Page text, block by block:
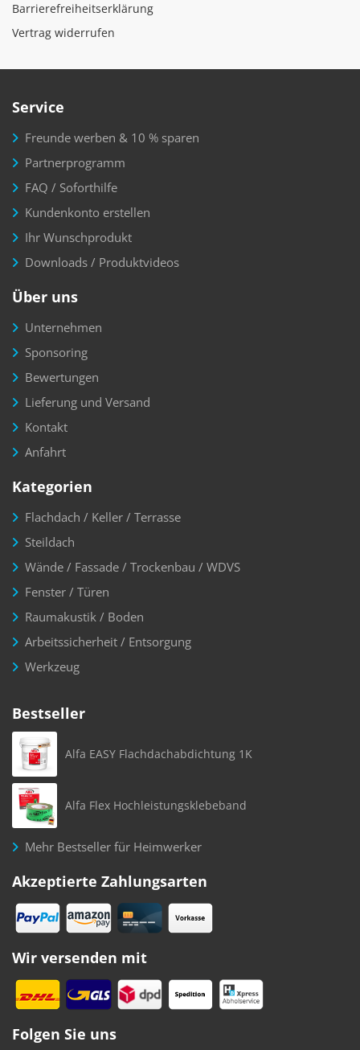
Barrierefreiheitserklärung
Vertrag widerrufen
Service
Freunde werben & 10 % sparen
Partnerprogramm
FAQ / Soforthilfe
Kundenkonto erstellen
Ihr Wunschprodukt
Downloads / Produktvideos
Über uns
Unternehmen
Sponsoring
Bewertungen
Lieferung und Versand
Kontakt
Anfahrt
Kategorien
Flachdach / Keller / Terrasse
Steildach
Wände / Fassade / Trockenbau / WDVS
Fenster / Türen
Raumakustik / Boden
Arbeitssicherheit / Entsorgung
Werkzeug
Bestseller
Alfa EASY Flachdachabdichtung 1K
Alfa Flex Hochleistungsklebeband
Mehr Bestseller für Heimwerker
Akzeptierte Zahlungsarten
Wir versenden mit
Folgen Sie uns